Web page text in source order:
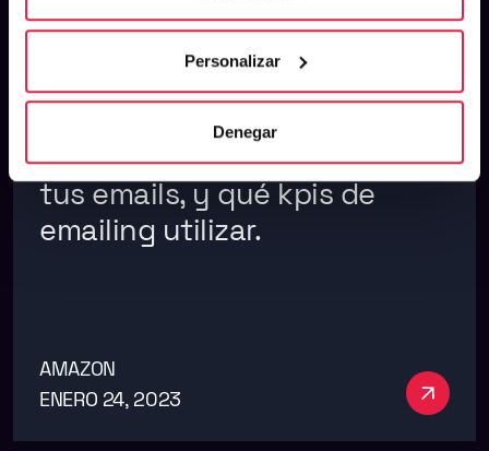
Personalizar
Denegar
Consejos para el diseño de
tus emails, y qué kpis de
emailing utilizar.
AMAZON
ENERO 24, 2023
Ver